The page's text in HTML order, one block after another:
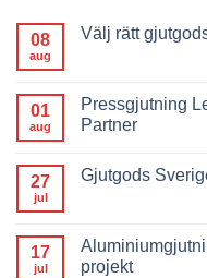
08
aug
Välj rätt
01
aug
Pressgjutning
Partner
27
jul
Gjutgods
17
jul
projekt